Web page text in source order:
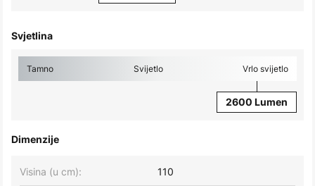
Svjetlina
Tamno Svijetlo Vrlo svijetlo
2600 Lumen
Dimenzije
Visina (u cm):
110